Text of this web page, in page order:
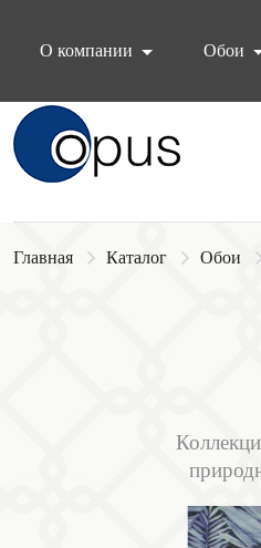
О компании Обои
Блок поиска
Главная Каталог Обои